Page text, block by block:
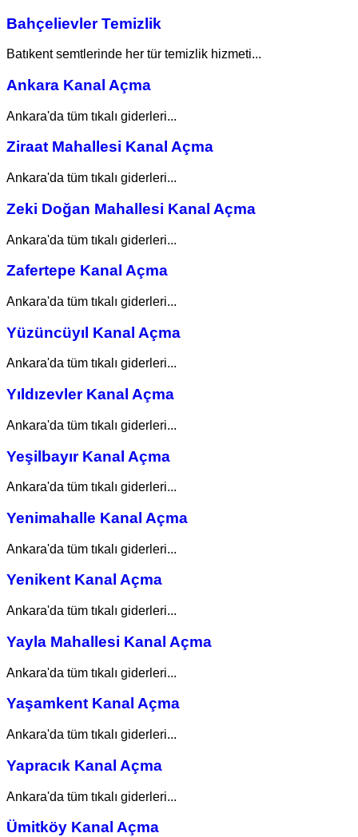
Bahçelievler Temizlik
Batıkent semtlerinde her tür temizlik hizmeti...
Ankara Kanal Açma
Ankara'da tüm tıkalı giderleri...
Ziraat Mahallesi Kanal Açma
Ankara'da tüm tıkalı giderleri...
Zeki Doğan Mahallesi Kanal Açma
Ankara'da tüm tıkalı giderleri...
Zafertepe Kanal Açma
Ankara'da tüm tıkalı giderleri...
Yüzüncüyıl Kanal Açma
Ankara'da tüm tıkalı giderleri...
Yıldızevler Kanal Açma
Ankara'da tüm tıkalı giderleri...
Yeşilbayır Kanal Açma
Ankara'da tüm tıkalı giderleri...
Yenimahalle Kanal Açma
Ankara'da tüm tıkalı giderleri...
Yenikent Kanal Açma
Ankara'da tüm tıkalı giderleri...
Yayla Mahallesi Kanal Açma
Ankara'da tüm tıkalı giderleri...
Yaşamkent Kanal Açma
Ankara'da tüm tıkalı giderleri...
Yapracık Kanal Açma
Ankara'da tüm tıkalı giderleri...
Ümitköy Kanal Açma